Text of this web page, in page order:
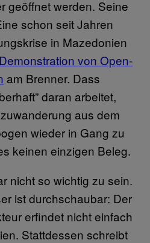
geöffnet werden. Seine
schon seit Jahren
in Mazedonien
von Open-
am Brenner. Dass
daran arbeitet,
aus dem
wieder in Gang zu
keinen einzigen Beleg.
nicht so wichtig zu sein.
ist durchschaubar: Der
erfindet nicht einfach
Stattdessen schreibt